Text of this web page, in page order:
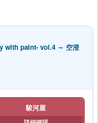
with paint- vol.4 ～ 空澄
駿河屋